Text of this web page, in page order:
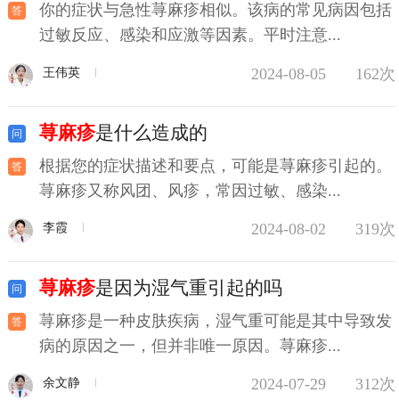
你的症状与急性荨麻疹相似。该病的常见病因包括
过敏反应、感染和应激等因素。平时注意...
王伟英 2024-08-05 162次
荨麻疹是什么造成的
根据您的症状描述和要点，可能是荨麻疹引起的。
荨麻疹又称风团、风疹，常因过敏、感染...
李霞 2024-08-02 319次
荨麻疹是因为湿气重引起的吗
荨麻疹是一种皮肤疾病，湿气重可能是其中导致发
病的原因之一，但并非唯一原因。荨麻疹...
余文静 2024-07-29 312次